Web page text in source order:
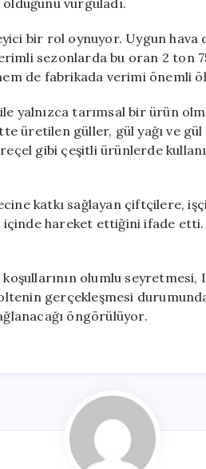
vurguladı.
bir rol oynuyor. Uygun hava
sezonlarda bu oran 2 ton
de fabrikada verimi önemli
yalnızca tarımsal bir ürün
üretilen güller, gül yağı ve
gibi çeşitli ürünlerde
katkı sağlayan çiftçilere,
hareket ettiğini ifade
koşullarının olumlu
gerçekleşmesi
öngörülüyor.